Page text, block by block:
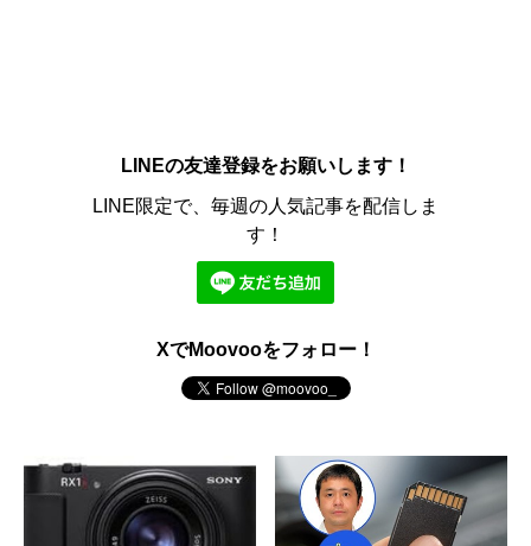
LINEの友達登録をお願いします！
LINE限定で、毎週の人気記事を配信しま
す！
XでMoovooをフォロー！